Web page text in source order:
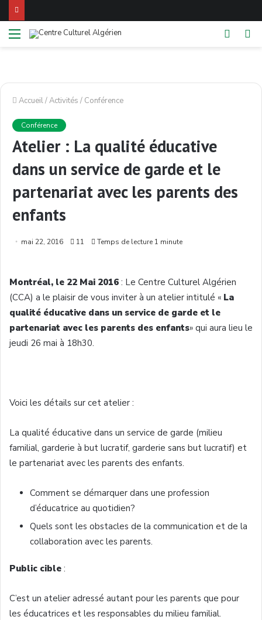
Menu
Switch
Accueil/Activités / Conférence
Conférence
Atelier : La qualité éducative
dans un service de garde et le
partenariat avec les parents des
enfants
mai 22, 2016 11 Temps de lecture 1 minute
Montréal, le 22 Mai 2016 : Le Centre Culturel Algérien
(CCA) a le plaisir de vous inviter à un atelier intitulé « La
qualité éducative dans un service de garde et le
partenariat avec les parents des enfants» qui aura lieu le
jeudi 26 mai à 18h30.
Voici les détails sur cet atelier :
La qualité éducative dans un service de garde (milieu
familial, garderie à but lucratif, garderie sans but lucratif) et
le partenariat avec les parents des enfants.
Comment se démarquer dans une profession
d’éducatrice au quotidien?
Quels sont les obstacles de la communication et de la
collaboration avec les parents.
Public cible :
C’est un atelier adressé autant pour les parents que pour
les éducatrices et les responsables du milieu familial.